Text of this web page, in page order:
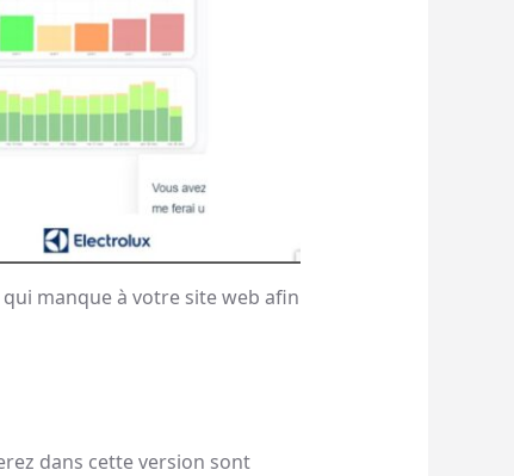
manque à votre site web afin
dans cette version sont